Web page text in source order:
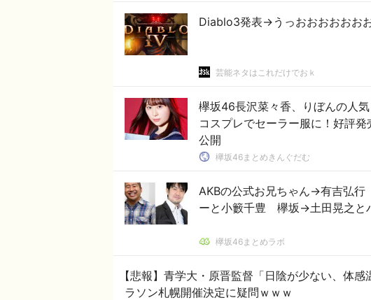
Diablo3発表→うっおおおおお
芸能ネタはこれだけでおｋ
欅坂46長沢菜々香、りぼんの人
コスプレでセーラー服に！好評
公開
欅坂46まとめきんぐだむ
AKBの公式お兄ちゃん→有吉弘
ーと小籔千豊 欅坂→土田晃之と
欅坂46まとめラボ
【悲報】青学大・原晋監督「日陰が少ない、体
ラソン札幌開催決定に疑問ｗｗｗ